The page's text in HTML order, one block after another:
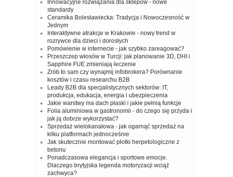
Innowacyjne rozwiązania dla sklepów - nowe
standardy
Ceramika Bolesławiecka: Tradycja i Nowoczesność w
Jednym
Interaktywne atrakcje w Krakowie - nowy trend w
rozrywce dla dzieci i dorosłych
Pomówienie w internecie - jak szybko zareagować?
Przeszczep włosów w Turcji: jak planowanie 3D, DHI i
Sapphire FUE zmieniają leczenie
Zrób to sam czy wynajmij infobrokera? Porównanie
kosztów i czasu researchu B2B
Leady B2B dla specjalistycznych sektorów: IT,
produkcja, edukacja, energia i ubezpieczenia
Jakie warstwy ma dach płaski i jakie pełnią funkcje
Folia aluminiowa w gastronomii - do czego się przyda i
jak ją dobrze wykorzystać?
Sprzedaż wielokanałowa - jak ogarnąć sprzedaż na
kilku platformach jednocześnie
Jak skutecznie montować płotki herpetologiczne z
betonu
Ponadczasowa elegancja i sportowe emocje.
Dlaczego brytyjska legenda motoryzacji wciąż
zachwyca?